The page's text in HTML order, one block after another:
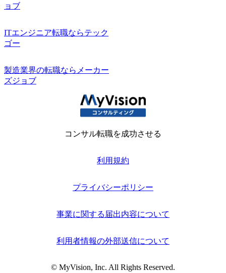
ョブ
ITエンジニア転職ならテック
ゴー
製造業界の転職ならメーカー
ズジョブ
コンサル転職を成功させる
利用規約
プライバシーポリシー
事業に関する届出内容について
利用者情報の外部送信について
© MyVision, Inc. All Rights Reserved.